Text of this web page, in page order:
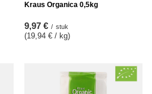
Kraus Organica 0,5kg
9,97 € / stuk
(19,94 € / kg)